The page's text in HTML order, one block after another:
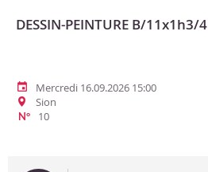
DESSIN-PEINTURE B/11x1h3/4
Mercredi 16.09.2026 15:00
Sion
N°
10